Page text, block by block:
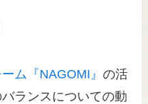
ム『NAGOMI』の活
ランスについての動